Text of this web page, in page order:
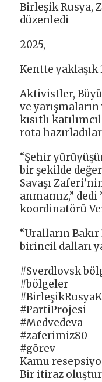
Birleşik Rusya,
düzenledi
2025,
Kentte yaklaşık
Aktivistler,
ve
kısıtlı
rota
“Şehir
bir şekilde
Savaşı
anmamız,”
koordinatörü
“Uralların
birincil dalları
#Sverdlovsk
#bölgeler
#PartiProjesi
#Medvedeva
#zaferimiz80
#görev
Kamu
Bir itiraz